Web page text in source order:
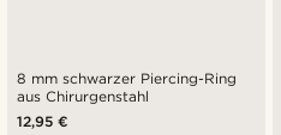
8 mm schwarzer Piercing-Ring
aus Chirurgenstahl
12,95 €